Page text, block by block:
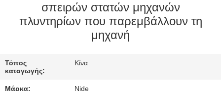
ΕΛΆΤΕ
ΜΕ
σπειρών στατών μηχανών
πλυντηρίων που παρεμβάλλουν τη
μηχανή
Τόπος
καταγωγής:
Κίνα
Μάρκα: Nide